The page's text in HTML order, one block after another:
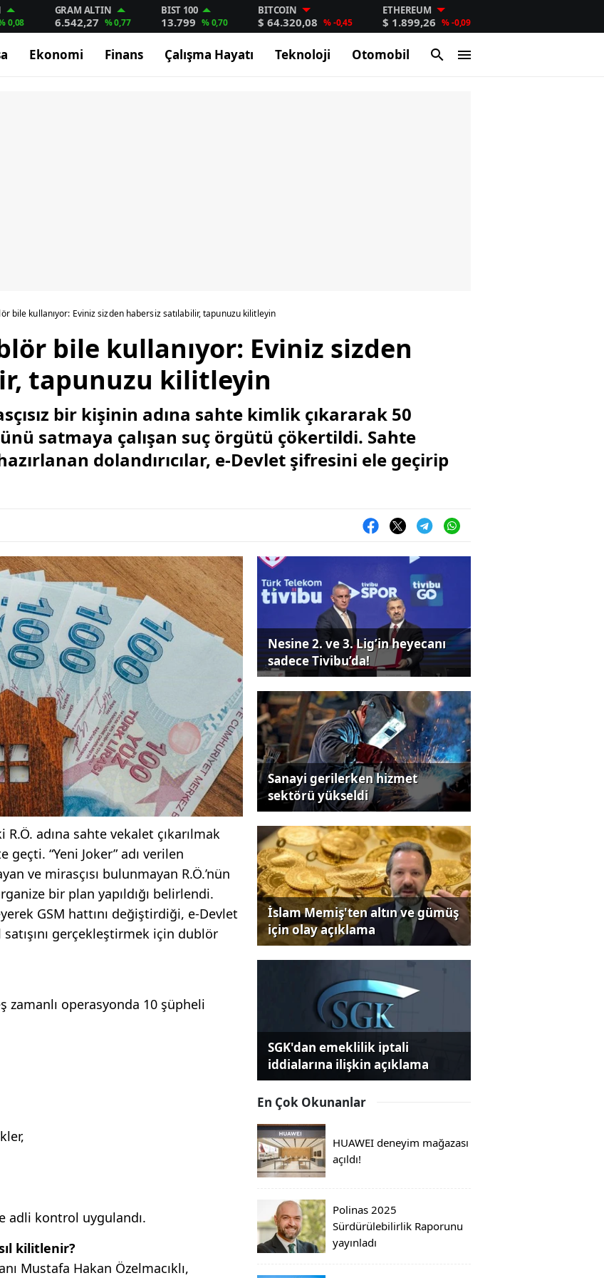
0,08
GRAM ALTIN
6.542,27 % 0,77
BIST 100
13.799 % 0,70
BITCOIN
$ 64.320,08 % -0,45
ETHEREUM
$ 1.899,26 % -0,09
Ekonomi Finans Çalışma Hayatı Teknoloji Otomobil
bile kullanıyor: Eviniz sizden habersiz satılabilir, tapunuzu kilitleyin
bile kullanıyor: Eviniz sizden
tapunuzu kilitleyin
bir kişinin adına sahte kimlik çıkararak 50
satmaya çalışan suç örgütü çökertildi. Sahte
dolandırıcılar, e-Devlet şifresini ele geçirip
adına sahte vekalet çıkarılmak
“Yeni Joker” adı verilen
ve mirasçısı bulunmayan R.Ö.’nün
bir plan yapıldığı belirlendi.
GSM hattını değiştirdiği, e-Devlet
gerçekleştirmek için dublör
zamanlı operasyonda 10 şüpheli
adli kontrol uygulandı.
kilitlenir?
Mustafa Hakan Özelmacıklı,
Nesine 2. ve 3. Lig’in heyecanı
sadece Tivibu’da!
Sanayi gerilerken hizmet
sektörü yükseldi
İslam Memiş'ten altın ve gümüş
için olay açıklama
SGK'dan emeklilik iptali
iddialarına ilişkin açıklama
En Çok Okunanlar
HUAWEI deneyim mağazası
açıldı!
Polinas 2025
Sürdürülebilirlik Raporunu
yayınladı